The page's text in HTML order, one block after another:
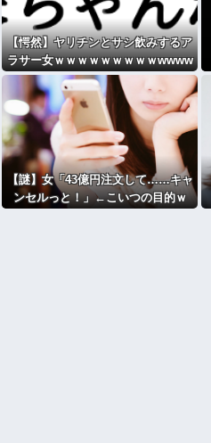
【愕然】ヤリチンとサシ飲みするア
ラサー女ｗｗｗｗｗｗｗｗｗwwww
【謎】女「43億円注文して……キャ
ンセルっと！」←こいつの目的ｗ